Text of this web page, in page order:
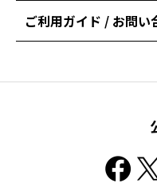
ご利用ガイド / お問い